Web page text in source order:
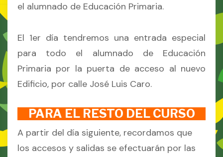
el alumnado de Educación Primaria.
El 1er día tendremos una entrada especial
para todo el alumnado de Educación
Primaria por la puerta de acceso al nuevo
Edificio, por calle José Luis Caro.
PARA EL RESTO DEL CURSO
A partir del día siguiente, recordamos que
los accesos y salidas se efectuarán por las